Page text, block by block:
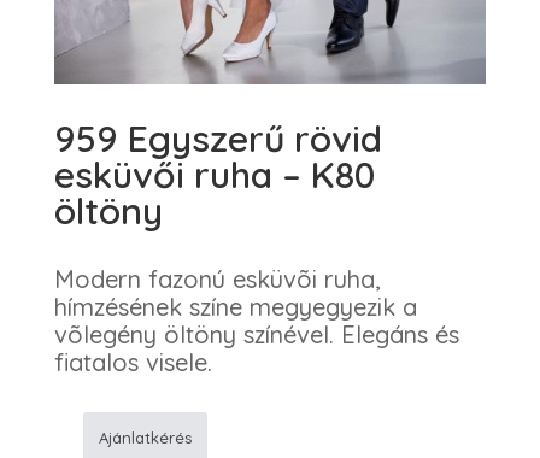
959 Egyszerű rövid
esküvői ruha – K80
öltöny
Modern fazonú esküvõi ruha,
hímzésének színe megyegyezik a
võlegény öltöny színével. Elegáns és
fiatalos visele.
Ajánlatkérés